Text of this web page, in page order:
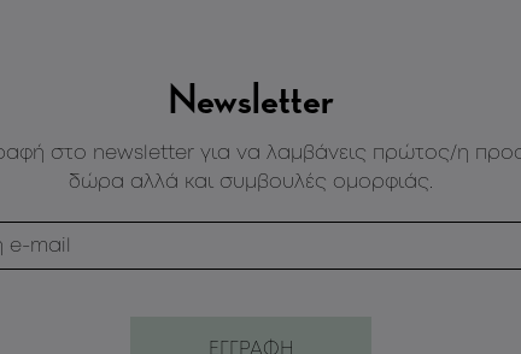
Newsletter
στο newsletter για να λαμβάνεις πρώτος/η
δώρα αλλά και συμβουλές ομορφιάς.